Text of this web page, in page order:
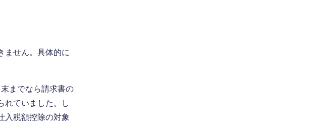
ません。具体的に
までなら請求書の
れていました。し
入税額控除の対象